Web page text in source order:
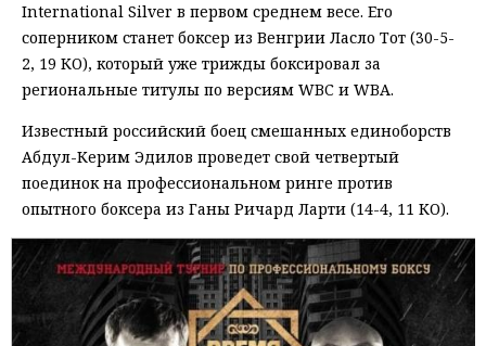
International Silver в первом среднем весе. Его
соперником станет боксер из Венгрии Ласло Тот (30-5-
2, 19 КО), который уже трижды боксировал за
региональные титулы по версиям WBC и WBA.
Известный российский боец смешанных единоборств
Абдул-Керим Эдилов проведет свой четвертый
поединок на профессиональном ринге против
опытного боксера из Ганы Ричард Ларти (14-4, 11 КО).